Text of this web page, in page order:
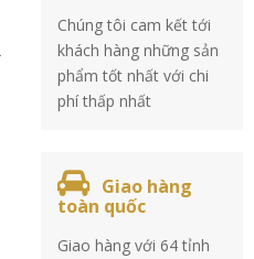
Chúng tôi cam kết tới
khách hàng những sản
phẩm tốt nhất với chi
phí thấp nhất
Giao hàng
toàn quốc
Giao hàng với 64 tỉnh